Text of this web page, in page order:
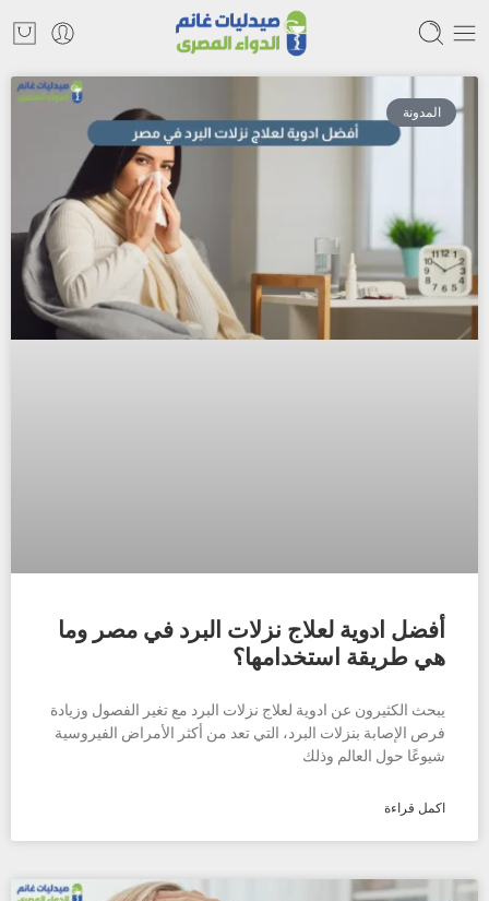
المدونة
أفضل ادوية لعلاج نزلات البرد في مصر وما
هي طريقة استخدامها؟
يبحث الكثيرون عن ادوية لعلاج نزلات البرد مع تغير الفصول وزيادة
فرص الإصابة بنزلات البرد، التي تعد من أكثر الأمراض الفيروسية
شيوعًا حول العالم وذلك
اكمل قراءة